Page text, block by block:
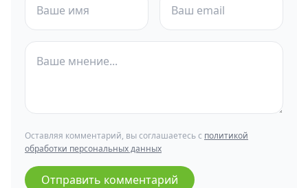
Оставляя комментарий, вы соглашаетесь с политикой
обработки персональных данных
Отправить комментарий